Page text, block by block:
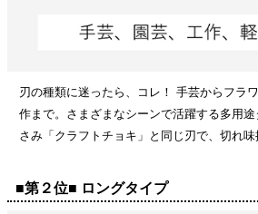
刃の種類に迷ったら、コレ！ 手芸からフラ
作まで。さまざまなシーンで活躍する多用
さみ「クラフトチョキ」と同じ刃で、切れ味
■第２位■ ロングタイプ